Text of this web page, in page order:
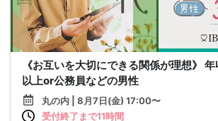
《お互いを大切にできる関係が理想》
以上or公務員などの男性
丸の内 | 8月7日(金) 17:00〜
受付終了まで11時間